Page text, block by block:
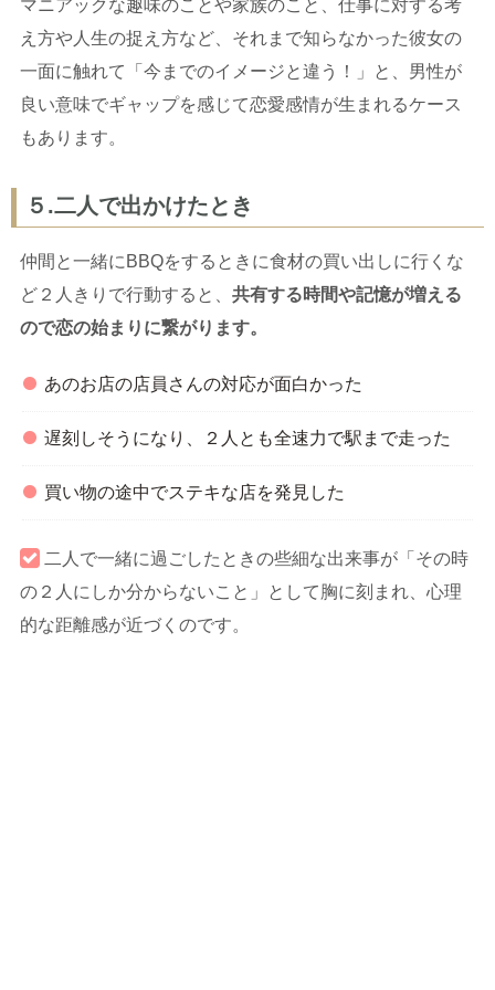
マニアックな趣味のことや家族のこと、仕事に対する考
え方や人生の捉え方など、それまで知らなかった彼女の
一面に触れて「今までのイメージと違う！」と、男性が
良い意味でギャップを感じて恋愛感情が生まれるケース
もあります。
５.二人で出かけたとき
仲間と一緒にBBQをするときに食材の買い出しに行くな
ど２人きりで行動すると、 共有する時間や記憶が増える
ので恋の始まりに繋がります。
あのお店の店員さんの対応が面白かった
遅刻しそうになり、２人とも全速力で駅まで走った
買い物の途中でステキな店を発見した
二人で一緒に過ごしたときの些細な出来事が「その時
の２人にしか分からないこと」として胸に刻まれ、心理
的な距離感が近づくのです。